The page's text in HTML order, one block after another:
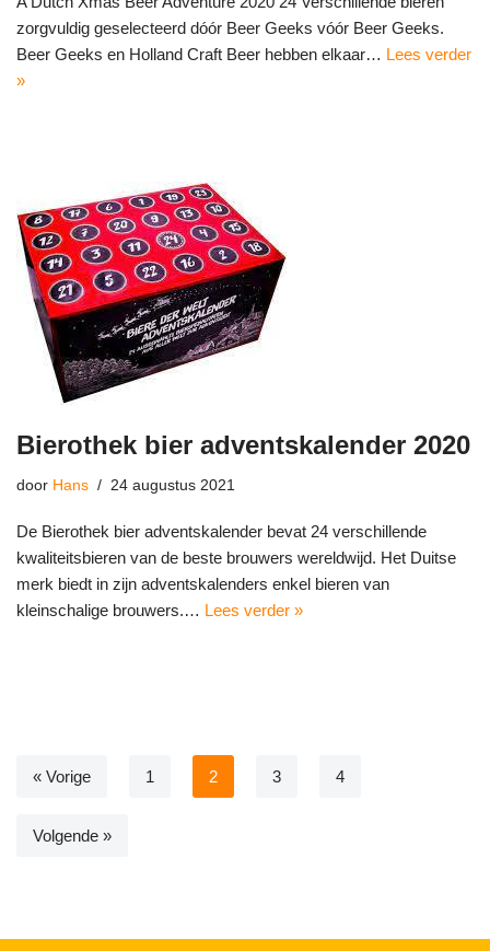
zorgvuldig geselecteerd dóór Beer Geeks vóór Beer Geeks.
Beer Geeks en Holland Craft Beer hebben elkaar… Lees verder
»
Bierothek bier adventskalender 2020
door Hans 24 augustus 2021
De Bierothek bier adventskalender bevat 24 verschillende
kwaliteitsbieren van de beste brouwers wereldwijd. Het Duitse
merk biedt in zijn adventskalenders enkel bieren van
kleinschalige brouwers.… Lees verder »
« Vorige 1 2 3 4
Volgende »